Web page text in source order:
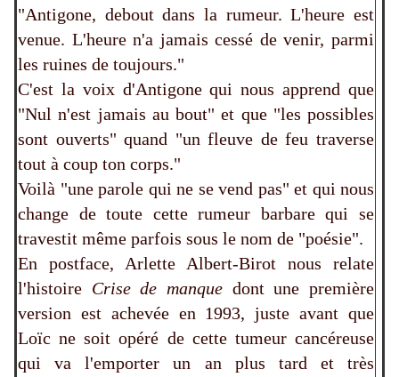
"Antigone, debout dans la rumeur. L'heure est
venue. L'heure n'a jamais cessé de venir, parmi
les ruines de toujours."
C'est la voix d'Antigone qui nous apprend que
"Nul n'est jamais au bout" et que "les possibles
sont ouverts" quand "un fleuve de feu traverse
tout à coup ton corps."
Voilà "une parole qui ne se vend pas" et qui nous
change de toute cette rumeur barbare qui se
travestit même parfois sous le nom de "poésie".
En postface, Arlette Albert-Birot nous relate
l'histoire Crise de manque dont une première
version est achevée en 1993, juste avant que
Loïc ne soit opéré de cette tumeur cancéreuse
qui va l'emporter un an plus tard et très